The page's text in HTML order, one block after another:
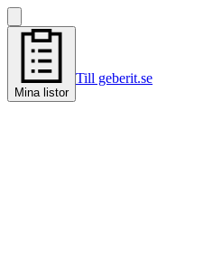
Mina listor
Till geberit.se